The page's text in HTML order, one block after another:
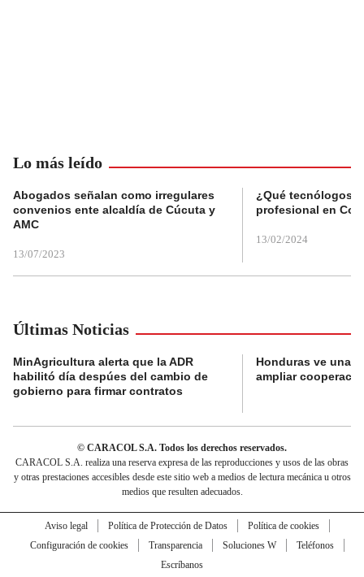
Lo más leído
Abogados señalan como irregulares
convenios ente alcaldía de Cúcuta y
AMC
13/07/2023
¿Qué tecnólogos
profesional en
13/02/2024
Últimas Noticias
MinAgricultura alerta que la ADR
habilitó día despúes del cambio de
gobierno para firmar contratos
Honduras ve una
ampliar
© CARACOL S.A. Todos los derechos reservados.
CARACOL S.A. realiza una reserva expresa de las reproducciones y usos de las obras
y otras prestaciones accesibles desde este sitio web a medios de lectura mecánica u otros
medios que resulten adecuados.
Aviso legal Política de Protección de Datos
Política de cookies
Configuración de cookies
Transparencia Soluciones W
Teléfonos
Escríbanos